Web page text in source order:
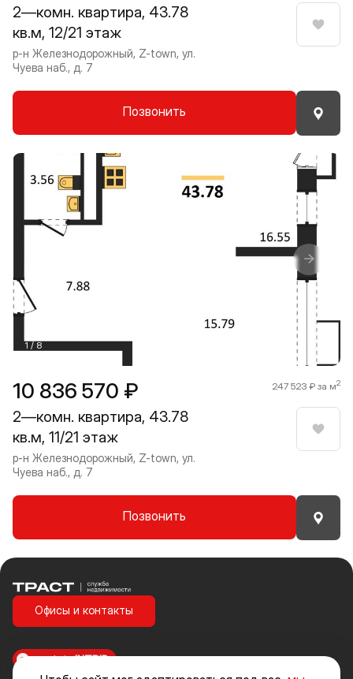
2—комн. квартира, 43.78
кв.м, 12/21 этаж
р-н Железнодорожный, Z-town, ул.
Чуева наб., д. 7
Позвонить
10 836 570 ₽ 247 523 ₽ за м2
2—комн. квартира, 43.78
кв.м, 11/21 этаж
р-н Железнодорожный, Z-town, ул.
Чуева наб., д. 7
Позвонить
1 / 8
Траст | Служба недвижимости
Офисы и контакты
made inINTRID